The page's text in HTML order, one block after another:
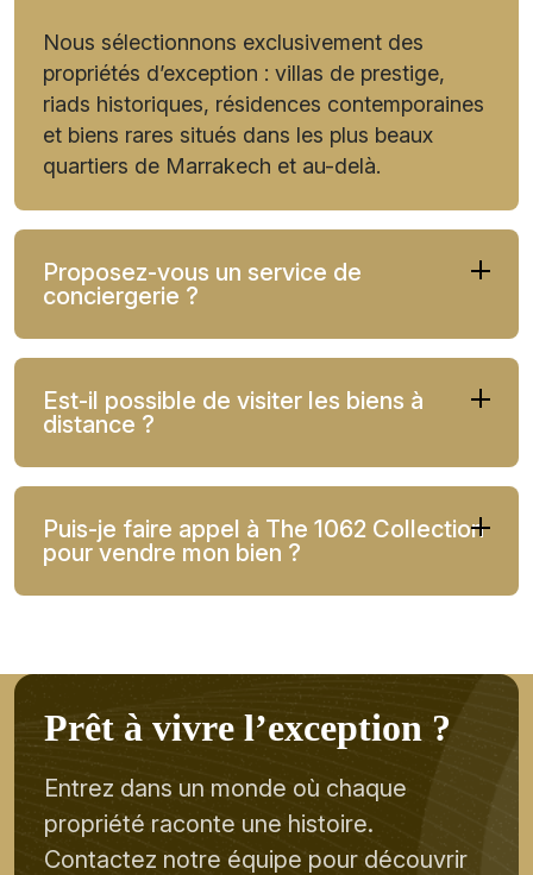
Nous sélectionnons exclusivement des
propriétés d’exception : villas de prestige,
riads historiques, résidences contemporaines
et biens rares situés dans les plus beaux
quartiers de Marrakech et au-delà.
Proposez-vous un service de
conciergerie ?
Est-il possible de visiter les biens à
distance ?
Puis-je faire appel à The 1062 Collection
pour vendre mon bien ?
Prêt à vivre l’exception ?
Entrez dans un monde où chaque
propriété raconte une histoire.
Contactez notre équipe pour découvrir